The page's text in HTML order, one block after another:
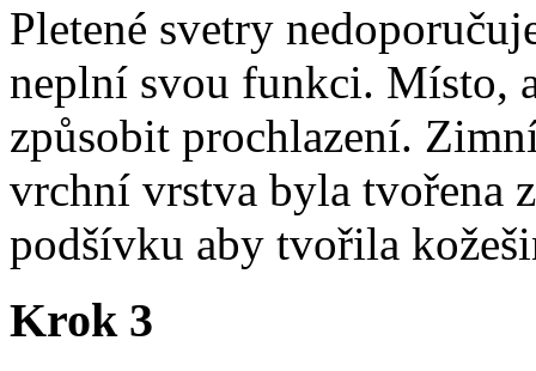
Pletené svetry
neplní svou funkci. Místo,
způsobit prochlazení.
vrchní vrstva byla tvořena
podšívku aby tvořila
Krok 3